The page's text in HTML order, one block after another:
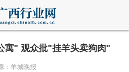
寓" 观众批"挂羊头卖狗肉"
：羊城晚报